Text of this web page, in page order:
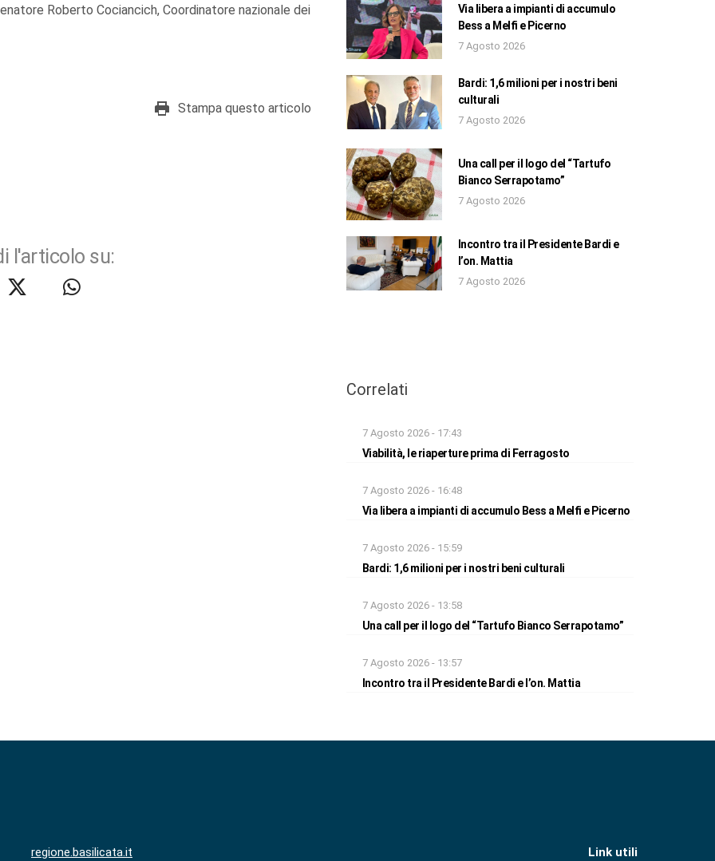
Roberto Cociancich, Coordinatore nazionale dei
Stampa questo articolo
l'articolo su:
Via libera a impianti di accumulo
Bess a Melfi e Picerno
7 Agosto 2026
Bardi: 1,6 milioni per i nostri beni
culturali
7 Agosto 2026
Una call per il logo del “Tartufo
Bianco Serrapotamo”
7 Agosto 2026
Incontro tra il Presidente Bardi e
l’on. Mattia
7 Agosto 2026
Correlati
7 Agosto 2026 - 17:43
Viabilità, le riaperture prima di Ferragosto
7 Agosto 2026 - 16:48
Via libera a impianti di accumulo Bess a Melfi e Picerno
7 Agosto 2026 - 15:59
Bardi: 1,6 milioni per i nostri beni culturali
7 Agosto 2026 - 13:58
Una call per il logo del “Tartufo Bianco Serrapotamo”
7 Agosto 2026 - 13:57
Incontro tra il Presidente Bardi e l’on. Mattia
regione.basilicata.it Link utili